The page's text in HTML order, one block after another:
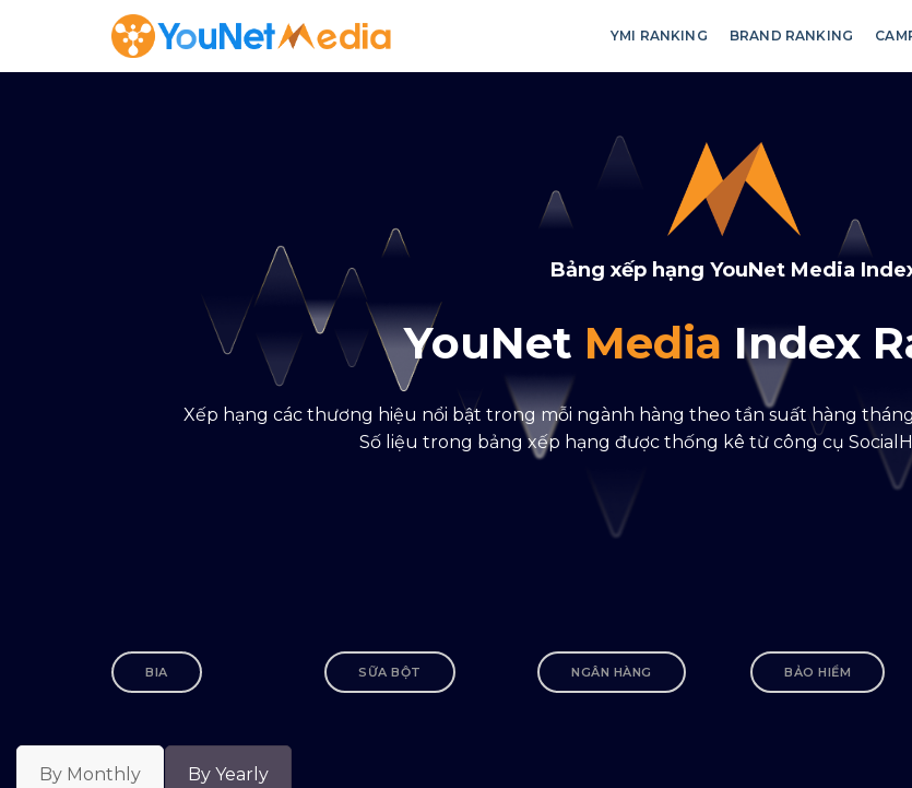
YMI RANKING BRAND RANKING
Bảng xếp hạng YouNet Media
YouNet Media Index
Xếp hạng các thương hiệu nổi bật trong mỗi ngành hàng theo tần suất hàng
Số liệu trong bảng xếp hạng được thống kê từ công cụ
BIA SỮA BỘT NGÂN HÀNG BẢO HIỂM
By Monthly By Yearly